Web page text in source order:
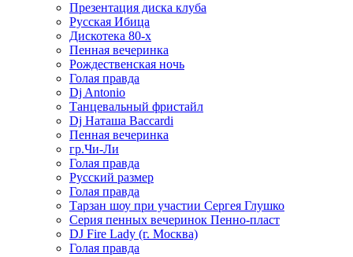
Презентация диска клуба
Русская Ибица
Дискотека 80-х
Пенная вечеринка
Рождественская ночь
Голая правда
Dj Antonio
Танцевальный фристайл
Dj Наташа Baccardi
Пенная вечеринка
гр.Чи-Ли
Голая правда
Русский размер
Голая правда
Тарзан шоу при участии Сергея Глушко
Серия пенных вечеринок Пенно-пласт
DJ Fire Lady (г. Москва)
Голая правда